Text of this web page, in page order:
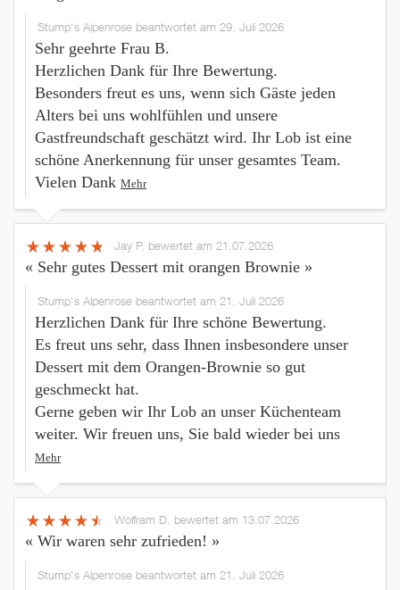
Stump's Alpenrose beantwortet am 29. Juli 2026
Sehr geehrte Frau B.
Herzlichen Dank für Ihre Bewertung.
Besonders freut es uns, wenn sich Gäste jeden
Alters bei uns wohlfühlen und unsere
Gastfreundschaft geschätzt wird. Ihr Lob ist eine
schöne Anerkennung für unser gesamtes Team.
Vielen Dank Mehr
Jay P. bewertet am 21.07.2026
« Sehr gutes Dessert mit orangen Brownie »
Stump's Alpenrose beantwortet am 21. Juli 2026
Herzlichen Dank für Ihre schöne Bewertung.
Es freut uns sehr, dass Ihnen insbesondere unser
Dessert mit dem Orangen-Brownie so gut
geschmeckt hat.
Gerne geben wir Ihr Lob an unser Küchenteam
weiter. Wir freuen uns, Sie bald wieder bei uns
Mehr
Wolfram D. bewertet am 13.07.2026
« Wir waren sehr zufrieden! »
Stump's Alpenrose beantwortet am 21. Juli 2026